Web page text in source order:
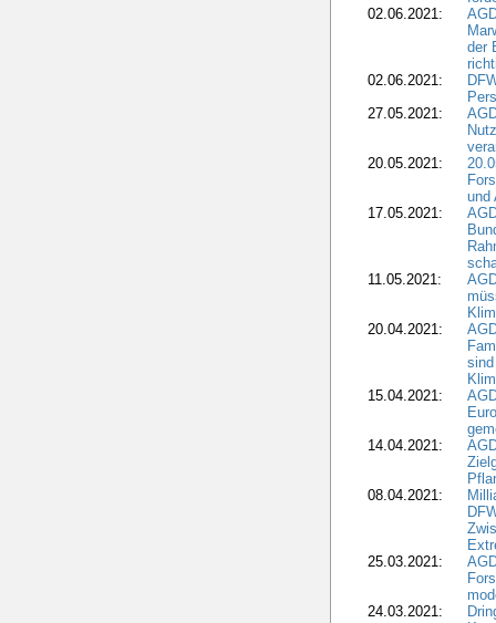
02.06.2021:
der
02.06.2021:
27.05.2021:
20.05.2021:
und
17.05.2021:
11.05.2021:
20.04.2021:
15.04.2021:
14.04.2021:
08.04.2021:
25.03.2021:
24.03.2021: